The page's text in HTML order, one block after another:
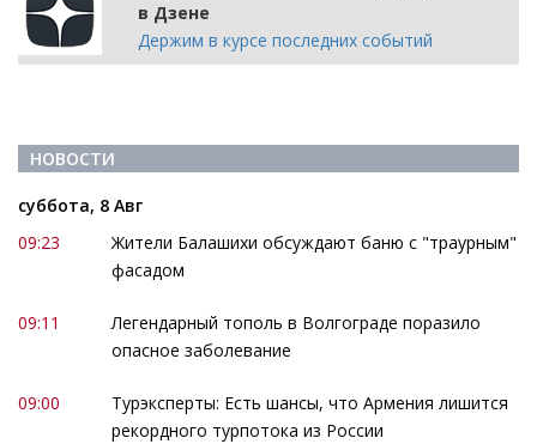
в Дзене
Держим в курсе последних событий
НОВОСТИ
суббота, 8 Авг
09:23
Жители Балашихи обсуждают баню с "траурным"
фасадом
09:11
Легендарный тополь в Волгограде поразило
опасное заболевание
09:00
Турэксперты: Есть шансы, что Армения лишится
рекордного турпотока из России